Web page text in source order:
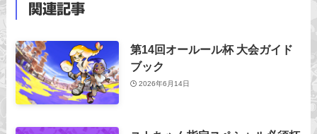
関連記事
第14回オールール杯 大会ガイド
ブック
2026年6月14日